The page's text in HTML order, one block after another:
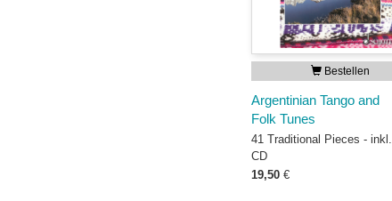
Bestellen
Argentinian Tango and
Folk Tunes
41 Traditional Pieces - inkl.
CD
19,50 €